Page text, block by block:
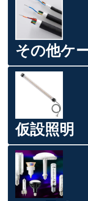
その他ケ
仮設照明